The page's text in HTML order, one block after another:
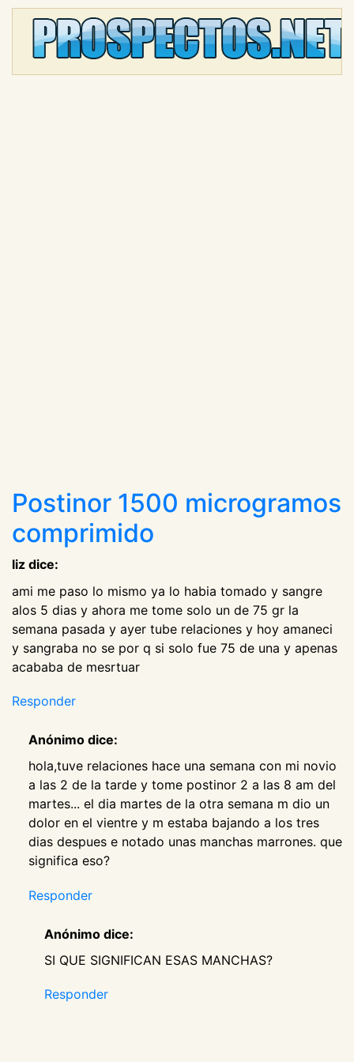
Postinor 1500 microgramos
comprimido
liz dice:
ami me paso lo mismo ya lo habia tomado y sangre
alos 5 dias y ahora me tome solo un de 75 gr la
semana pasada y ayer tube relaciones y hoy amaneci
y sangraba no se por q si solo fue 75 de una y apenas
acababa de mesrtuar
Responder
Anónimo dice:
hola,tuve relaciones hace una semana con mi novio
a las 2 de la tarde y tome postinor 2 a las 8 am del
martes... el dia martes de la otra semana m dio un
dolor en el vientre y m estaba bajando a los tres
dias despues e notado unas manchas marrones. que
significa eso?
Responder
Anónimo dice:
SI QUE SIGNIFICAN ESAS MANCHAS?
Responder